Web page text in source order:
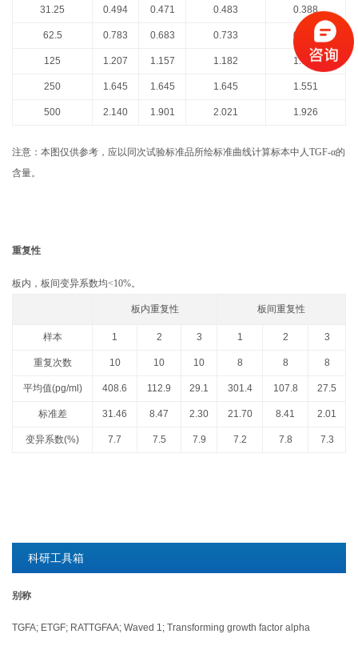
31.25 0.494 0.471 0.483 0.388
62.5 0.783 0.683 0.733 0.639
125 1.207 1.157 1.182 1.088
250 1.645 1.645 1.645 1.551
500 2.140 1.901 2.021 1.926
注意：本图仅供参考，应以同次试验标准品所绘标准曲线计算标本中人TGF-α的
含量。
重复性
板内，板间变异系数均<10%。
板内重复性 板间重复性
样本 1 2 3 1 2 3
重复次数 10 10 10 8 8 8
平均值(pg/ml) 408.6 112.9 29.1 301.4 107.8 27.5
标准差 31.46 8.47 2.30 21.70 8.41 2.01
变异系数(%) 7.7 7.5 7.9 7.2 7.8 7.3
科研工具箱
别称
TGFA; ETGF; RATTGFAA; Waved 1; Transforming growth factor alpha